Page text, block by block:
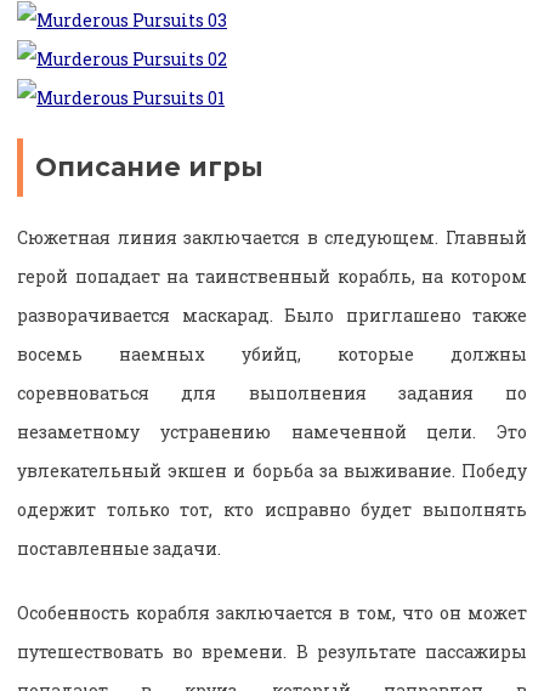
Описание игры
Сюжетная линия заключается в следующем. Главный
герой попадает на таинственный корабль, на котором
разворачивается маскарад. Было приглашено также
восемь наемных убийц, которые должны
соревноваться для выполнения задания по
незаметному устранению намеченной цели. Это
увлекательный экшен и борьба за выживание. Победу
одержит только тот, кто исправно будет выполнять
поставленные задачи.
Особенность корабля заключается в том, что он может
путешествовать во времени. В результате пассажиры